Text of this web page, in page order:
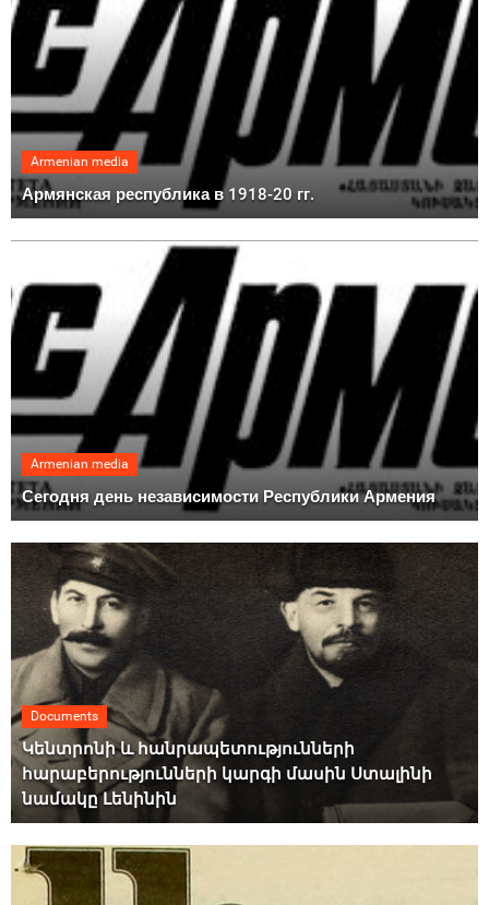
Armenian media
Армянская республика в 1918-20 гг.
Armenian media
Сегодня день независимости Республики Армения
Documents
Կենտրոնի և հանրապետությունների
հարաբերությունների կարգի մասին Ստալինի
նամակը Լենինին